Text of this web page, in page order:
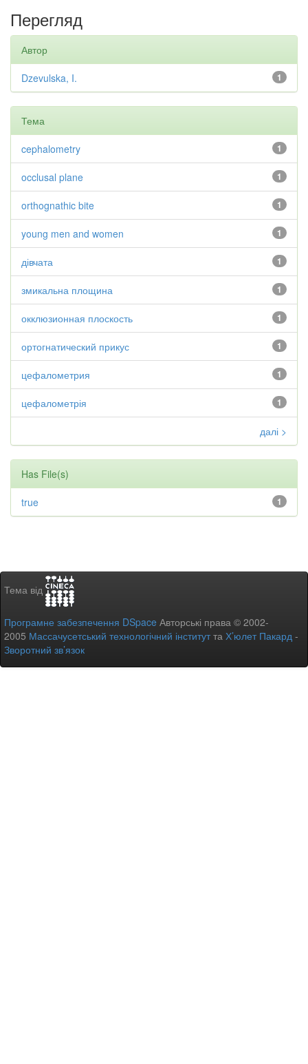
Перегляд
Автор
1
Dzevulska, I.
Тема
1
cephalometry
1
occlusal plane
1
orthognathic bite
1
young men and women
1
дівчата
1
змикальна площина
1
окклюзионная плоскость
1
ортогнатический прикус
1
цефалометрия
1
цефалометрія
далі >
Has File(s)
1
true
Тема від
Програмне забезпечення DSpace Авторські права © 2002-
2005 Массачусетський технологічний інститутта Х’юлет Пакард -
Зворотний зв’язок